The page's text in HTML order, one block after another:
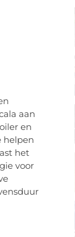
aan
en
helpen
het
voor